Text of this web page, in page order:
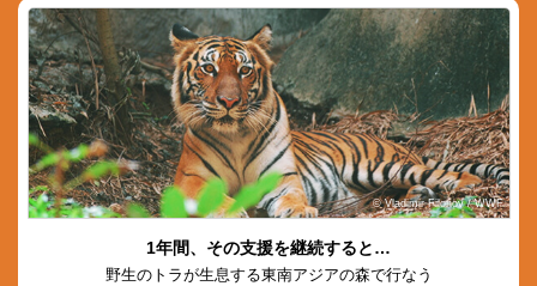
© Vladimir Filonov / WWF
1年間、その支援を継続すると…
野生のトラが生息する東南アジアの森で行なう